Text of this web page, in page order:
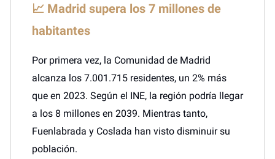
📈 Madrid supera los 7 millones de
habitantes
Por primera vez, la Comunidad de Madrid
alcanza los 7.001.715 residentes, un 2% más
que en 2023. Según el INE, la región podría llegar
a los 8 millones en 2039. Mientras tanto,
Fuenlabrada y Coslada han visto disminuir su
población.